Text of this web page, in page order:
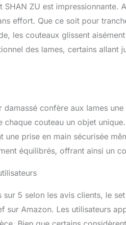
ZU est impressionnante.
effort. Que ce soit pour
les couteaux glissent
des lames, certains allant
damassé confère aux lames
couteau un objet
une prise en main sécurisée
équilibrés, offrant ainsi un
5 selon les avis clients, le
sur Amazon. Les utilisateurs